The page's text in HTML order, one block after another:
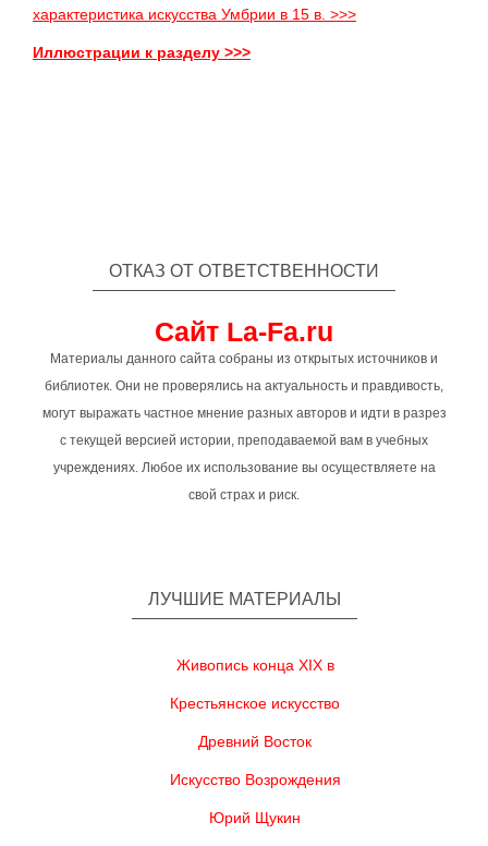
характеристика искусства Умбрии в 15 в. >>>
Иллюстрации к разделу >>>
ОТКАЗ ОТ ОТВЕТСТВЕННОСТИ
Сайт La-Fa.ru
Материалы данного сайта собраны из открытых источников и
библиотек. Они не проверялись на актуальность и правдивость,
могут выражать частное мнение разных авторов и идти в разрез
с текущей версией истории, преподаваемой вам в учебных
учреждениях. Любое их использование вы осуществляете на
свой страх и риск.
ЛУЧШИЕ МАТЕРИАЛЫ
Живопись конца XIX в
Крестьянское искусство
Древний Восток
Искусство Возрождения
Юрий Щукин